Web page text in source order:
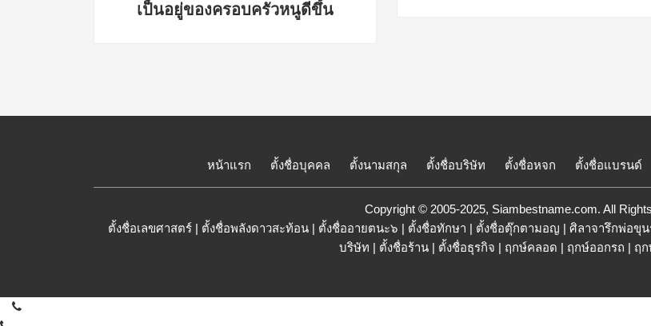
เป็นอยู่ของครอบครัวหนูดีขึ้น
หน้าแรก ตั้งชื่อบุคคล ตั้งนามสกุล ตั้งชื่อบริษัท ตั้งชื่อหจก ตั้งชื่อแบรนด์
Copyright © 2005-2025, Siambestname.com. All
ตั้งชื่อเลขศาสตร์| ตั้งชื่อพลังดาวสะท้อน| ตั้งชื่ออายตนะ๖ | ตั้งชื่อทักษา | ตั้งชื่อตุ๊กตามอญ | ศิลาจารึกพ่อขุ
บริษัท | ตั้งชื่อร้าน | ตั้งชื่อธุรกิจ | ฤกษ์คลอด | ฤกษ์ออกรถ | ฤ